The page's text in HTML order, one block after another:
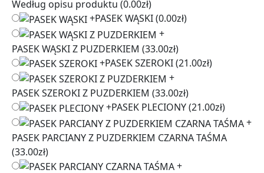
Według opisu produktu (0.00zł)
+PASEK WĄSKI(0.00zł)
+
PASEK WĄSKI Z PUZDERKIEM (33.00zł)
+PASEK SZEROKI(21.00zł)
+
PASEK SZEROKI Z PUZDERKIEM (33.00zł)
+PASEK PLECIONY(21.00zł)
+
PASEK PARCIANY Z PUZDERKIEM CZARNA TAŚMA
(33.00zł)
+